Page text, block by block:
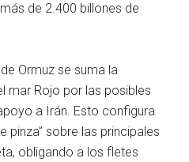
de 2.400 billones de
Ormuz se suma la
mar Rojo por las posibles
a Irán. Esto configura
pinza” sobre las principales
obligando a los fletes